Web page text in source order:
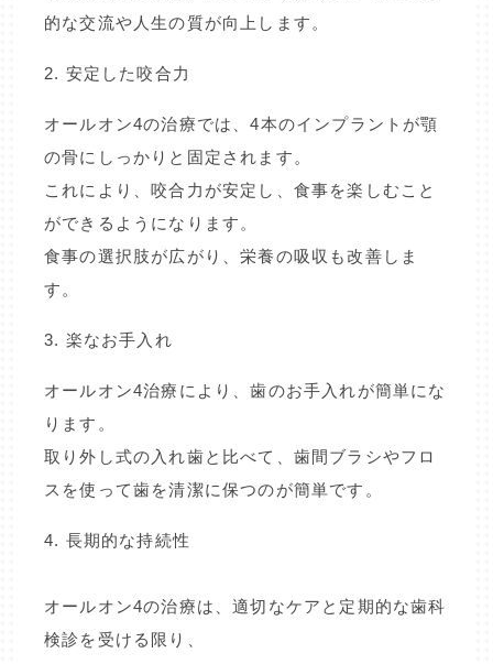
的な交流や人生の質が向上します。
2. 安定した咬合力
オールオン4の治療では、4本のインプラントが顎
の骨にしっかりと固定されます。
これにより、咬合力が安定し、食事を楽しむこと
ができるようになります。
食事の選択肢が広がり、栄養の吸収も改善しま
す。
3. 楽なお手入れ
オールオン4治療により、歯のお手入れが簡単にな
ります。
取り外し式の入れ歯と比べて、歯間ブラシやフロ
スを使って歯を清潔に保つのが簡単です。
4. 長期的な持続性
オールオン4の治療は、適切なケアと定期的な歯科
検診を受ける限り、